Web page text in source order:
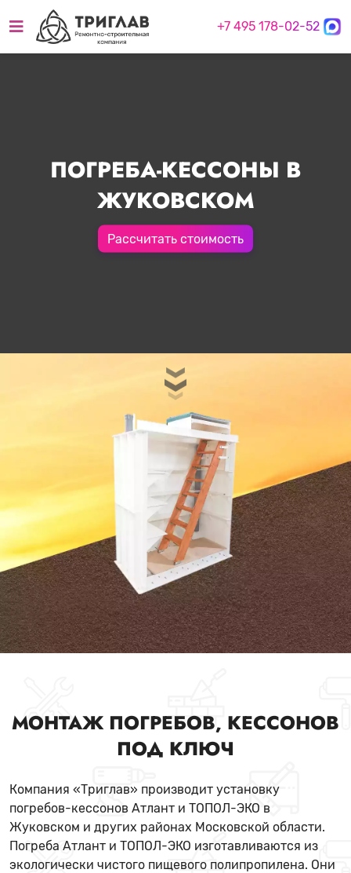
+7 495 178-02-52
ПОГРЕБА-КЕССОНЫ В
ЖУКОВСКОМ
Рассчитать стоимость
МОНТАЖ ПОГРЕБОВ, КЕССОНОВ
ПОД КЛЮЧ
Компания «Триглав» производит установку
погребов-кессонов Атлант и ТОПОЛ-ЭКО в
Жуковском и других районах Московской области.
Погреба Атлант и ТОПОЛ-ЭКО изготавливаются из
экологически чистого пищевого полипропилена. Они